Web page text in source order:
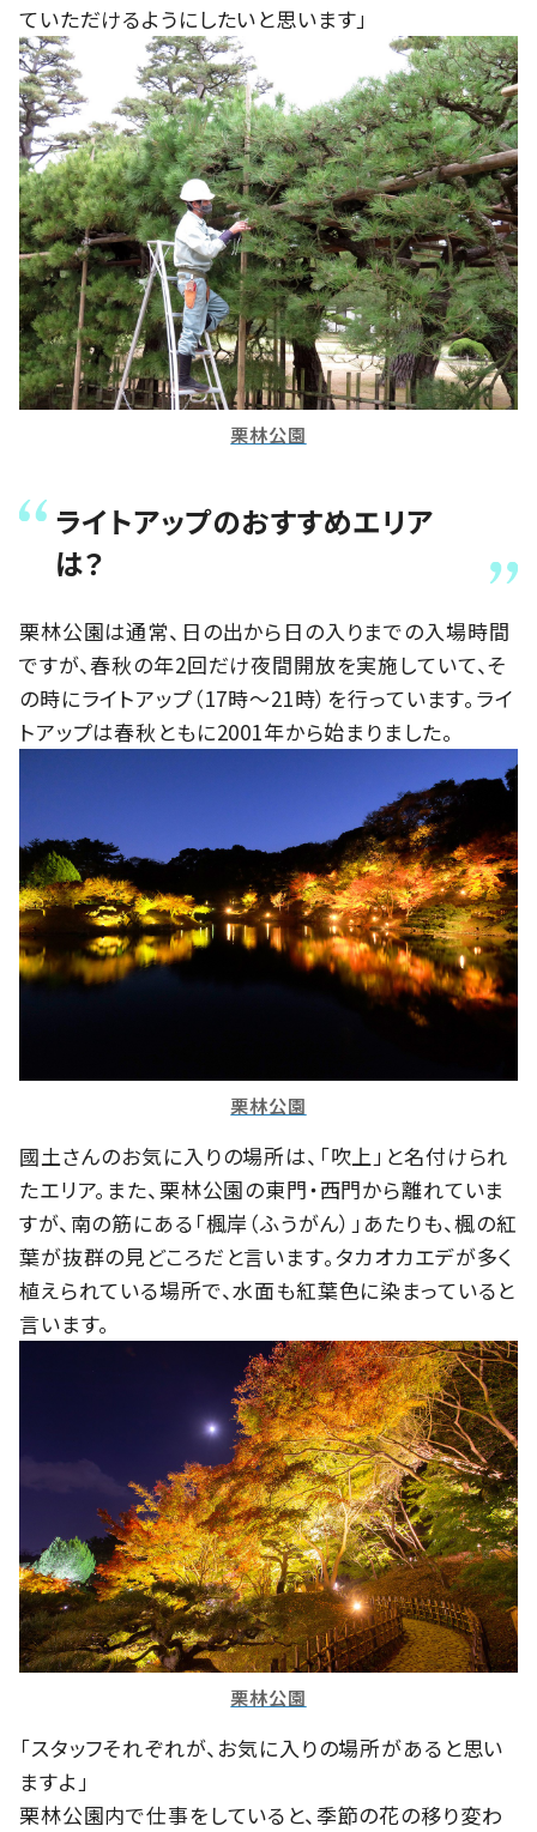
ていただけるようにしたいと思います」
栗林公園
ライトアップのおすすめエリア
は？
栗林公園は通常、日の出から日の入りまでの入場時間
ですが、春秋の年2回だけ夜間開放を実施していて、そ
の時にライトアップ（17時～21時）を行っています。ライ
トアップは春秋ともに2001年から始まりました。
栗林公園
國土さんのお気に入りの場所は、「吹上」と名付けられ
たエリア。また、栗林公園の東門・西門から離れていま
すが、南の筋にある「楓岸（ふうがん）」あたりも、楓の紅
葉が抜群の見どころだと言います。タカオカエデが多く
植えられている場所で、水面も紅葉色に染まっていると
言います。
栗林公園
「スタッフそれぞれが、お気に入りの場所があると思い
ますよ」
栗林公園内で仕事をしていると、季節の花の移り変わ